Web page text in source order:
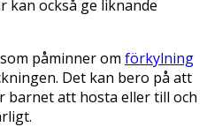
också ge liknande
påminner om förkylning
Det kan bero på att
barnet att hosta eller till och